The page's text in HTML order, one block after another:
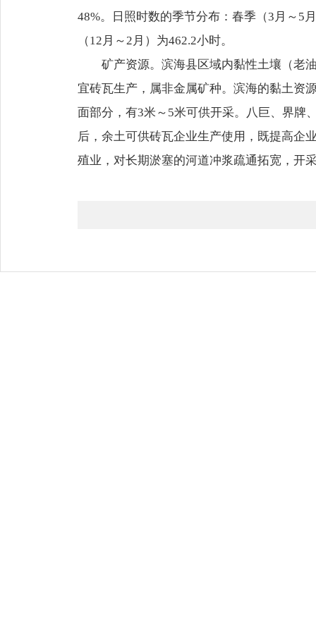
48%。日照时数的季节分布：春季（3月～5
（12月～2月）为462.2小时。
矿产资源。滨海县区域内黏性土壤（老
宜砖瓦生产，属非金属矿种。滨海的黏土资
面部分，有3米～5米可供开采。八巨、界牌
后，余土可供砖瓦企业生产使用，既提高企
殖业，对长期淤塞的河道冲浆疏通拓宽，开